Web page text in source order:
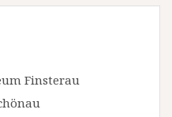
Finsterau